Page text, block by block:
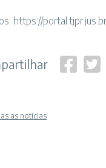
https://
as notícias